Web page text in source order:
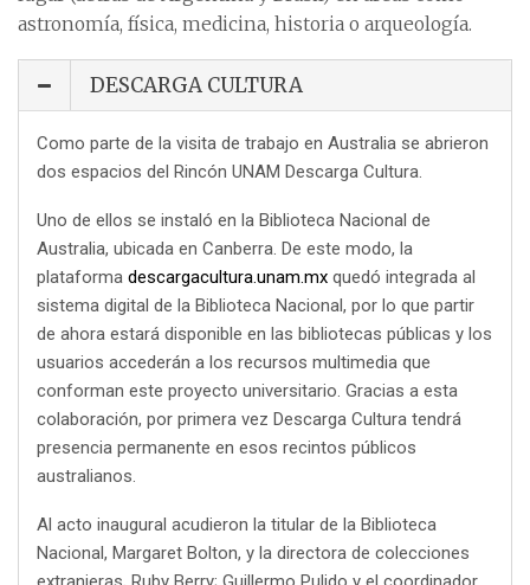
astronomía, física, medicina, historia o arqueología.
DESCARGA CULTURA
Como parte de la visita de trabajo en Australia se abrieron
dos espacios del Rincón UNAM Descarga Cultura.
Uno de ellos se instaló en la Biblioteca Nacional de
Australia, ubicada en Canberra. De este modo, la
plataforma descargacultura.unam.mx quedó integrada al
sistema digital de la Biblioteca Nacional, por lo que partir
de ahora estará disponible en las bibliotecas públicas y los
usuarios accederán a los recursos multimedia que
conforman este proyecto universitario. Gracias a esta
colaboración, por primera vez Descarga Cultura tendrá
presencia permanente en esos recintos públicos
australianos.
Al acto inaugural acudieron la titular de la Biblioteca
Nacional, Margaret Bolton, y la directora de colecciones